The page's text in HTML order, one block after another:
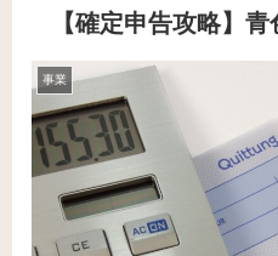
【確定申告攻略】
事業